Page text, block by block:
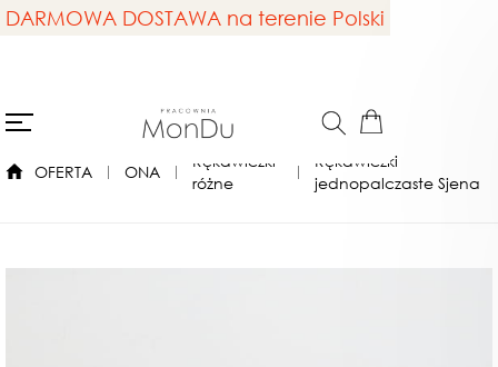
DARMOWA DOSTAWA na terenie Polski
OFERTA ONA
Rękawiczki
różne
Rękawiczki
jednopalczaste Sjena